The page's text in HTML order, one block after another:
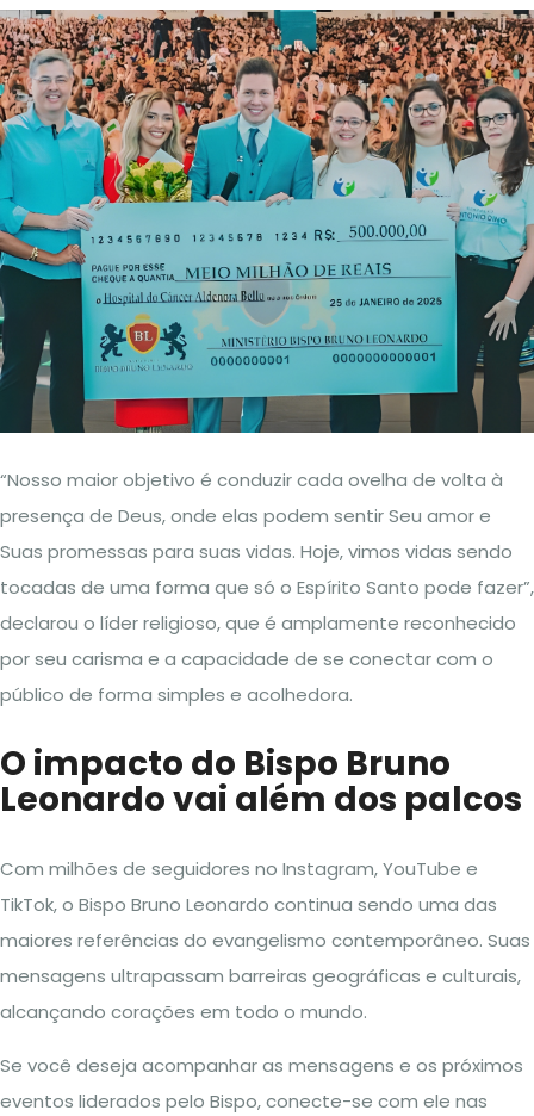
“Nosso maior objetivo é conduzir cada ovelha de volta à
presença de Deus, onde elas podem sentir Seu amor e
Suas promessas para suas vidas. Hoje, vimos vidas sendo
tocadas de uma forma que só o Espírito Santo pode fazer”,
declarou o líder religioso, que é amplamente reconhecido
por seu carisma e a capacidade de se conectar com o
público de forma simples e acolhedora.
O impacto do Bispo Bruno
Leonardo vai além dos palcos
Com milhões de seguidores no Instagram, YouTube e
TikTok, o Bispo Bruno Leonardo continua sendo uma das
maiores referências do evangelismo contemporâneo. Suas
mensagens ultrapassam barreiras geográficas e culturais,
alcançando corações em todo o mundo.
Se você deseja acompanhar as mensagens e os próximos
eventos liderados pelo Bispo, conecte-se com ele nas